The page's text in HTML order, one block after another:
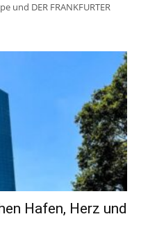
und DER FRANKFURTER
Hafen, Herz und